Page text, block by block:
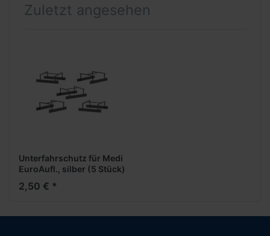
Zuletzt angesehen
Unterfahrschutz für Medi
EuroAufl., silber (5 Stück)
2,50 € *